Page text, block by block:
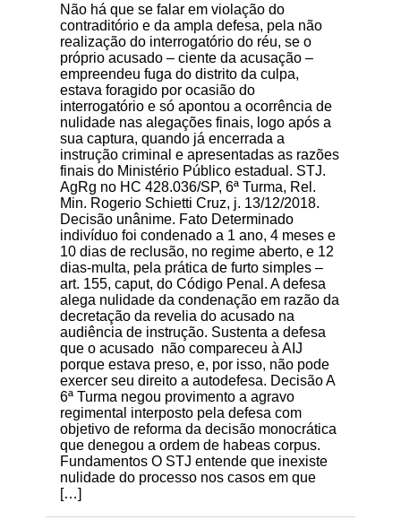
Não há que se falar em violação do
contraditório e da ampla defesa, pela não
realização do interrogatório do réu, se o
próprio acusado – ciente da acusação –
empreendeu fuga do distrito da culpa,
estava foragido por ocasião do
interrogatório e só apontou a ocorrência de
nulidade nas alegações finais, logo após a
sua captura, quando já encerrada a
instrução criminal e apresentadas as razões
finais do Ministério Público estadual. STJ.
AgRg no HC 428.036/SP, 6ª Turma, Rel.
Min. Rogerio Schietti Cruz, j. 13/12/2018.
Decisão unânime. Fato Determinado
indivíduo foi condenado a 1 ano, 4 meses e
10 dias de reclusão, no regime aberto, e 12
dias-multa, pela prática de furto simples –
art. 155, caput, do Código Penal. A defesa
alega nulidade da condenação em razão da
decretação da revelia do acusado na
audiência de instrução. Sustenta a defesa
que o acusado não compareceu à AIJ
porque estava preso, e, por isso, não pode
exercer seu direito a autodefesa. Decisão A
6ª Turma negou provimento a agravo
regimental interposto pela defesa com
objetivo de reforma da decisão monocrática
que denegou a ordem de habeas corpus.
Fundamentos O STJ entende que inexiste
nulidade do processo nos casos em que
[…]